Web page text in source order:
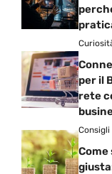
per il
rete
Consigli
Come